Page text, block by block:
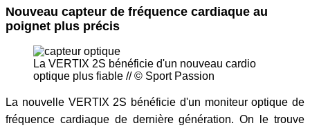
Nouveau capteur de fréquence cardiaque au
poignet plus précis
La VERTIX 2S bénéficie d'un nouveau cardio
optique plus fiable // © Sport Passion
La nouvelle VERTIX 2S bénéficie d'un moniteur optique de
fréquence cardiaque de dernière génération. On le trouve